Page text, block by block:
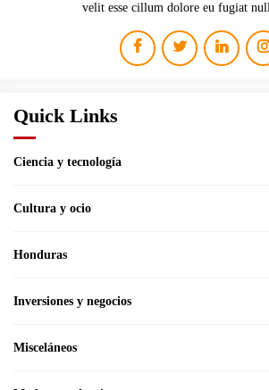
velit esse cillum dolore eu fugiat
Quick Links
Ciencia y tecnología
Cultura y ocio
Honduras
Inversiones y negocios
Misceláneos